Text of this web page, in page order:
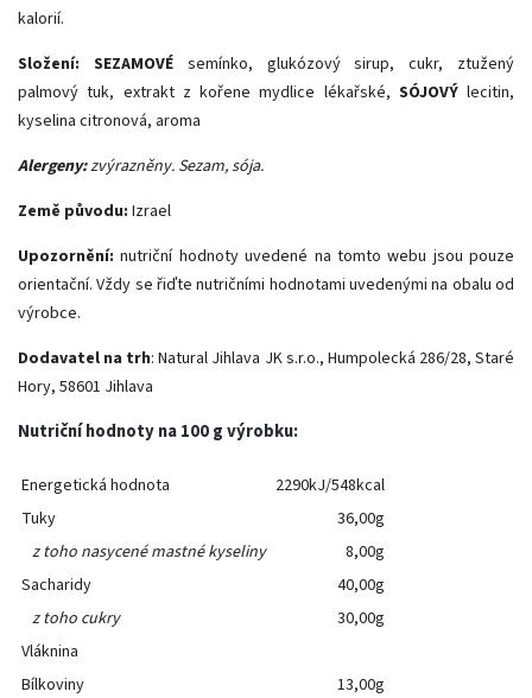
kalorií.
Složení: SEZAMOVÉsemínko, glukózový sirup, cukr, ztužený
palmový tuk, extrakt z kořene mydlice lékařské, SÓJOVÝlecitin,
kyselina citronová, aroma
Alergeny:zvýrazněny. Sezam, sója.
Země původu: Izrael
Upozornění: nutriční hodnoty uvedené na tomto webu jsou pouze
orientační. Vždy se řiďte nutričními hodnotami uvedenými na obalu od
výrobce.
Dodavatel na trh: Natural Jihlava JK s.r.o., Humpolecká 286/28, Staré
Hory, 58601 Jihlava
Nutriční hodnoty na 100 g výrobku:
Energetická hodnota
2290kJ/548kcal
Tuky
36,00g
z toho nasycené mastné kyseliny
8,00g
Sacharidy
40,00g
z toho cukry
30,00g
Vláknina
Bílkoviny
13,00g